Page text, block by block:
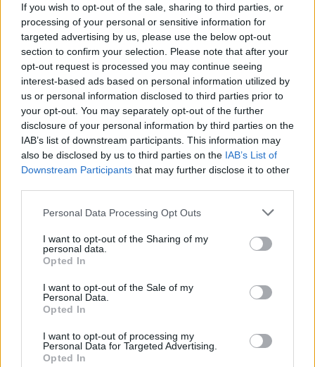
If you wish to opt-out of the sale, sharing to third parties, or
processing of your personal or sensitive information for
targeted advertising by us, please use the below opt-out
section to confirm your selection. Please note that after your
opt-out request is processed you may continue seeing
interest-based ads based on personal information utilized by
us or personal information disclosed to third parties prior to
your opt-out. You may separately opt-out of the further
disclosure of your personal information by third parties on the
IAB’s list of downstream participants. This information may
also be disclosed by us to third parties on the IAB’s List of
Downstream Participants that may further disclose it to other
Personal Data Processing Opt Outs
I want to opt-out of the Sharing of my
personal data.
Opted In
I want to opt-out of the Sale of my
Personal Data.
Opted In
I want to opt-out of processing my
Personal Data for Targeted Advertising.
Opted In
Avokádóolaj-teszt: amit a drága
címkék mögött találtak
A vásárlók gyakran drága pénzért vesznek
avokádóolajos termékeket, de egy új kutatás szerint az
esetek 89%-ában nem azt kapják, amiért fizetnek. A
Kaliforniai Egyetem szakértői
Rooby
augusztus 9, 2026